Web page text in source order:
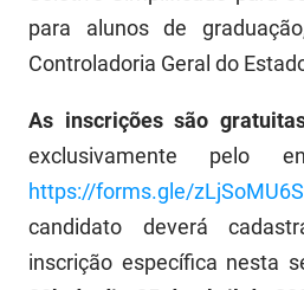
LOTEP
Ouvidoria Geral do Estado
PB Saúde
para alunos de
Controladoria Geral do
As inscrições são
exclusivamente pelo
https://forms.gle/
candidato deverá
inscrição específica nesta